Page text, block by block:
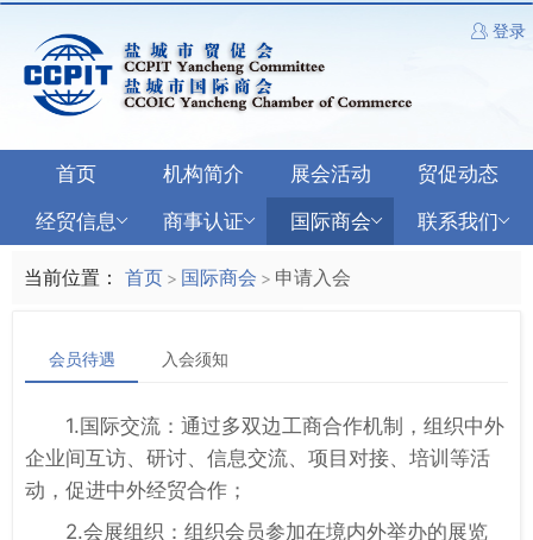
登录
首页 机构简介 展会活动
贸促动态
经贸信息
商事认证 国际商会 联系我们
当前位置： 首页 > 国际商会 > 申请入会
会员待遇 入会须知
1.国际交流：通过多双边工商合作机制，组织中外
企业间互访、研讨、信息交流、项目对接、培训等活
动，促进中外经贸合作；
2.会展组织：组织会员参加在境内外举办的展览